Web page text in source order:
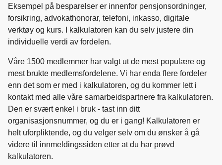
Eksempel på besparelser er innenfor pensjonsordninger,
forsikring, advokathonorar, telefoni, inkasso, digitale
verktøy og kurs. I kalkulatoren kan du selv justere din
individuelle verdi av fordelen.
Våre 1500 medlemmer har valgt ut de mest populære og
mest brukte medlemsfordelene. Vi har enda flere fordeler
enn det som er med i kalkulatoren, og du kommer lett i
kontakt med alle våre samarbeidspartnere fra kalkulatoren.
Den er svært enkel i bruk - tast inn ditt
organisasjonsnummer, og du er i gang! Kalkulatoren er
helt uforpliktende, og du velger selv om du ønsker å gå
videre til innmeldingssiden etter at du har prøvd
kalkulatoren.